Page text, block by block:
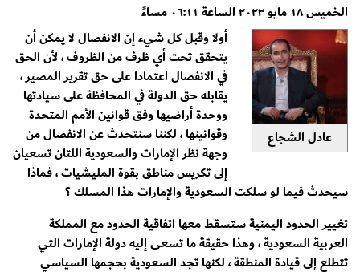
الخميس ١٨ مايو ٢٠٢٣ الساعة ٠٦:١١ مساءً
عادل الشجاع
أولا وقبل كل شيء إن الانفصال لا يمكن أن
يتحقق تحت أي ظرف من الظروف ، لأن الحق
في الانفصال اعتمادا على حق تقرير المصير ،
يقابله حق الدولة في المحافظة على سيادتها
ووحدة أراضيها وفق قوانين الأمم المتحدة
وقوانينها ، لكننا سنتحدث عن الانفصال من
وجهة نظر الإمارات والسعودية اللتان تسعيان
إلى تكريس مناطق بقوة المليشيات ، فماذا
سيحدث فيما لو سلكت السعودية والإمارات هذا المسلك ؟
تغيير الحدود اليمنية ستسقط معها اتفاقية الحدود مع المملكة
العربية السعودية ، وهذا حقيقة ما تسعى إليه دولة الإمارات التي
تتطلع إلى قيادة المنطقة ، لكنها تجد السعودية بحجمها السياسي